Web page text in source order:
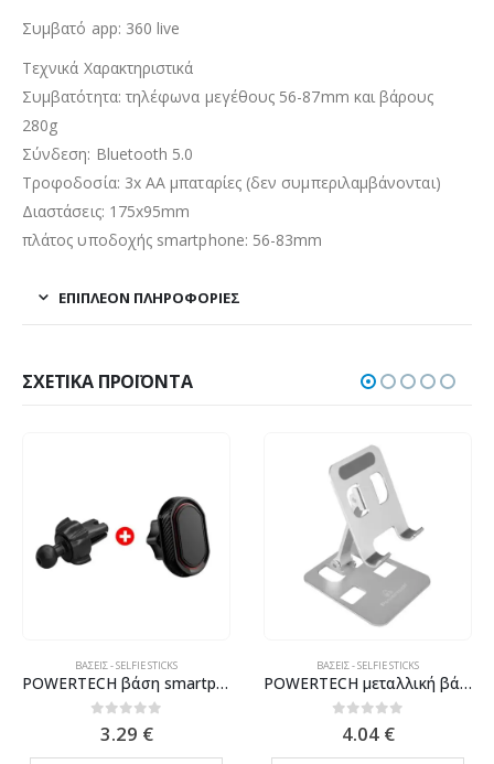
Συμβατό app: 360 live
Τεχνικά Χαρακτηριστικά
Συμβατότητα: τηλέφωνα μεγέθους 56-87mm και βάρους
280g
Σύνδεση: Bluetooth 5.0
Τροφοδοσία: 3x AA μπαταρίες (δεν συμπεριλαμβάνονται)
Διαστάσεις: 175x95mm
πλάτος υποδοχής smartphone: 56-83mm
ΕΠΙΠΛΈΟΝ ΠΛΗΡΟΦΟΡΊΕΣ
ΣΧΕΤΙΚΆ ΠΡΟΪΌΝΤΑ
ΒΆΣΕΙΣ - SELFIE STICKS
POWERTECH βάση smartphone για αεραγωγό αυτοκινήτου BNDL-0151, μαύρη
out of 5
3.29 €
ΒΆΣΕΙΣ - SELFIE STICKS
POWERTECH μεταλλική βάση smartphone/tablet PT-1159, 10", foldable, ασημί
out of 5
4.04 €